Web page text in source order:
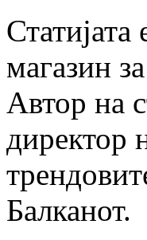
магазин
Автор на
директор
Балканот.